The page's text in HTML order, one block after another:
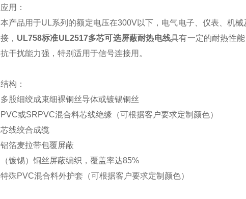
应用：
本产品用于UL系列的额定电压在300V以下，电气电子、仪表、机
接， UL758标准UL2517多芯可选屏蔽耐热电线具有一定的耐热性
抗干扰能力强，特别适用于信号连接用。
结构：
多股细绞成束细裸铜丝导体或镀锡铜丝
PVC或SRPVC混合料芯线绝缘（可根据客户要求定制颜色）
芯线绞合成缆
铝箔麦拉带包覆屏蔽
（镀锡）铜丝屏蔽编织，覆盖率达85%
特殊PVC混合料外护套（可根据客户要求定制颜色）